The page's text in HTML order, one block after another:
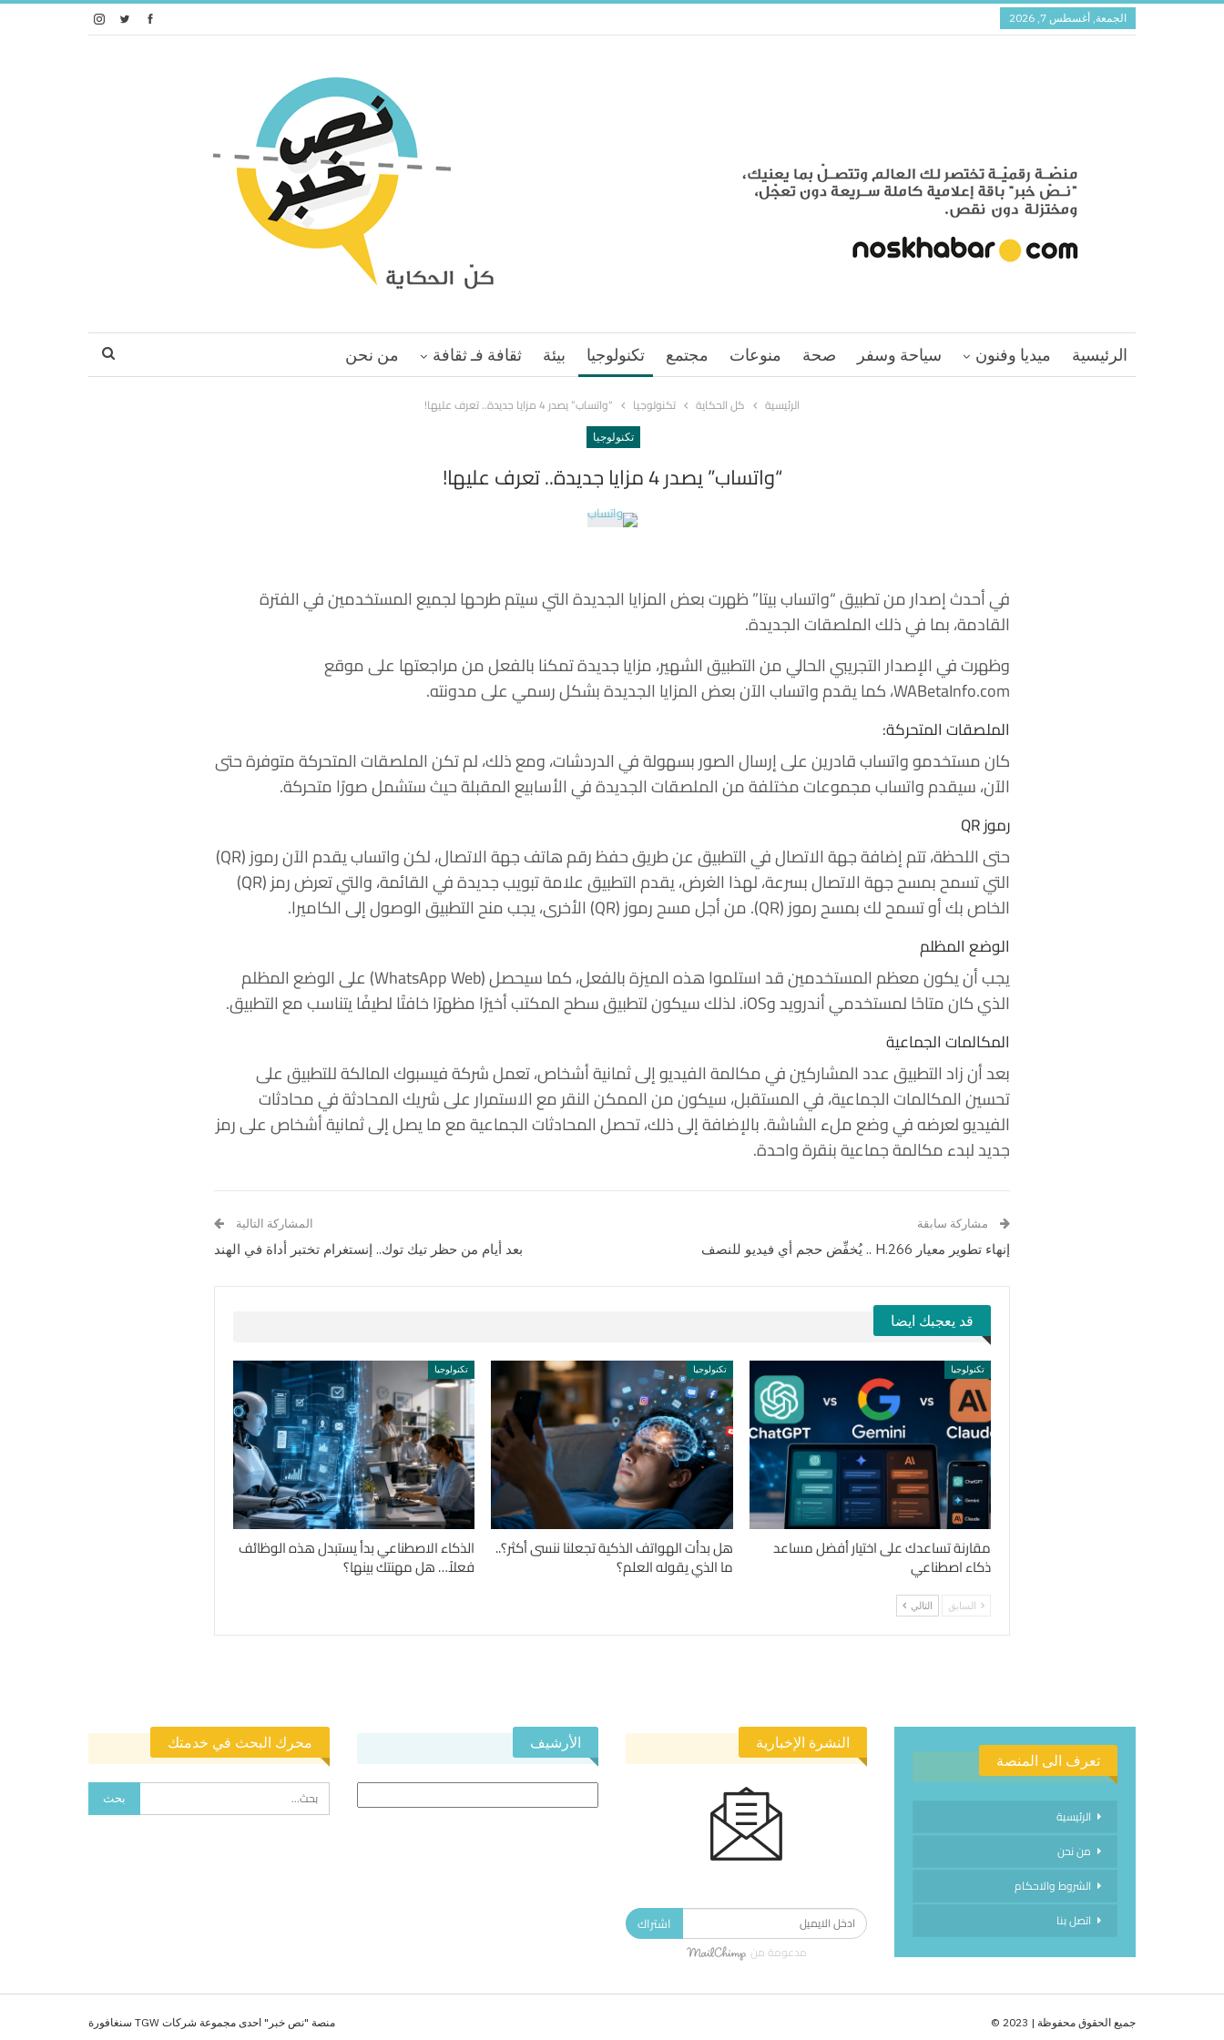
الجمعة, أغسطس 7, 2026
الرئيسية ميديا وفنون سياحة وسفر صحة منوعات مجتمع تكنولوجيا بيئة ثقافة فـ ثقافة من نحن
الرئيسية كل الحكاية تكنولوجيا “واتساب” يصدر 4 مزايا جديدة.. تعرف عليها!
تكنولوجيا
“واتساب” يصدر 4 مزايا جديدة.. تعرف عليها!
في أحدث إصدار من تطبيق “واتساب بيتا” ظهرت بعض المزايا الجديدة التي سيتم طرحها لجميع المستخدمين في الفترة
القادمة، بما في ذلك الملصقات الجديدة.
وظهرت في الإصدار التجريبي الحالي من التطبيق الشهير، مزايا جديدة تمكنا بالفعل من مراجعتها على موقع
WABetaInfo.com، كما يقدم واتساب الآن بعض المزايا الجديدة بشكل رسمي على مدونته.
الملصقات المتحركة:
كان مستخدمو واتساب قادرين على إرسال الصور بسهولة في الدردشات، ومع ذلك، لم تكن الملصقات المتحركة متوفرة حتى
الآن، سيقدم واتساب مجموعات مختلفة من الملصقات الجديدة في الأسابيع المقبلة حيث ستشمل صورًا متحركة.
رموز QR
حتى اللحظة، تتم إضافة جهة الاتصال في التطبيق عن طريق حفظ رقم هاتف جهة الاتصال، لكن واتساب يقدم الآن رموز (QR)
التي تسمح بمسح جهة الاتصال بسرعة، لهذا الغرض، يقدم التطبيق علامة تبويب جديدة في القائمة، والتي تعرض رمز (QR)
الخاص بك أو تسمح لك بمسح رموز (QR). من أجل مسح رموز (QR) الأخرى، يجب منح التطبيق الوصول إلى الكاميرا.
الوضع المظلم
يجب أن يكون معظم المستخدمين قد استلموا هذه الميزة بالفعل، كما سيحصل (WhatsApp Web) على الوضع المظلم
الذي كان متاحًا لمستخدمي أندرويد وiOS. لذلك سيكون لتطبيق سطح المكتب أخيرًا مظهرًا خافتًا لطيفًا يتناسب مع التطبيق.
المكالمات الجماعية
بعد أن زاد التطبيق عدد المشاركين في مكالمة الفيديو إلى ثمانية أشخاص، تعمل شركة فيسبوك المالكة للتطبيق على
تحسين المكالمات الجماعية، في المستقبل، سيكون من الممكن النقر مع الاستمرار على شريك المحادثة في محادثات
الفيديو لعرضه في وضع ملء الشاشة. بالإضافة إلى ذلك، تحصل المحادثات الجماعية مع ما يصل إلى ثمانية أشخاص على رمز
جديد لبدء مكالمة جماعية بنقرة واحدة.
مشاركة سابقة
إنهاء تطوير معيار H.266 .. يُخفِّض حجم أي فيديو للنصف
المشاركة التالية
بعد أيام من حظر تيك توك.. إنستغرام تختبر أداة في الهند
قد يعجبك ايضا
تكنولوجيا
مقارنة تساعدك على اختيار أفضل مساعد
ذكاء اصطناعي
تكنولوجيا
هل بدأت الهواتف الذكية تجعلنا ننسى أكثر؟..
ما الذي يقوله العلم؟
تكنولوجيا
الذكاء الاصطناعي بدأ يستبدل هذه الوظائف
فعلاً… هل مهنتك بينها؟
السابق التالي
تعرف الى المنصة
الرئيسية
من نحن
الشروط والاحكام
اتصل بنا
النشرة الإخبارية
اشتراك
مدعومة من
الأرشيف محرك البحث في خدمتك
جميع الحقوق محفوظة | 2023 © منصة "نص خبر" احدى مجموعة شركات TGW سنغافورة